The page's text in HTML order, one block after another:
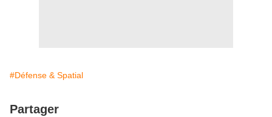
#Défense & Spatial
Partager